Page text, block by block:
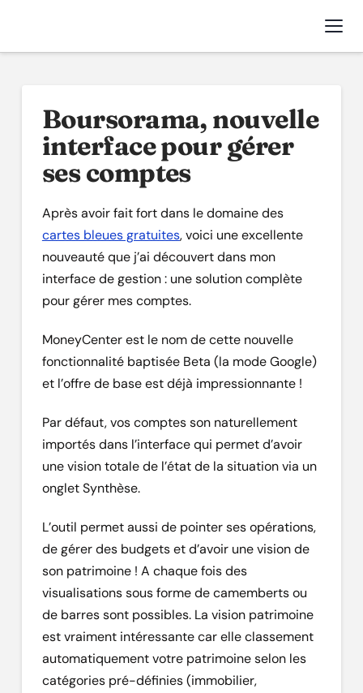
Boursorama, nouvelle
interface pour gérer
ses comptes
Après avoir fait fort dans le domaine des
cartes bleues gratuites, voici une excellente
nouveauté que j’ai découvert dans mon
interface de gestion : une solution complète
pour gérer mes comptes.
MoneyCenter est le nom de cette nouvelle
fonctionnalité baptisée Beta (la mode Google)
et l’offre de base est déjà impressionnante !
Par défaut, vos comptes son naturellement
importés dans l’interface qui permet d’avoir
une vision totale de l’état de la situation via un
onglet Synthèse.
L’outil permet aussi de pointer ses opérations,
de gérer des budgets et d’avoir une vision de
son patrimoine ! A chaque fois des
visualisations sous forme de camemberts ou
de barres sont possibles. La vision patrimoine
est vraiment intéressante car elle classement
automatiquement votre patrimoine selon les
catégories pré-définies (immobilier,